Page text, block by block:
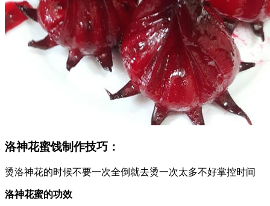
洛神花蜜饯制作技巧：
烫洛神花的时候不要一次全倒就去烫一次太多不好掌控时间
洛神花蜜的功效